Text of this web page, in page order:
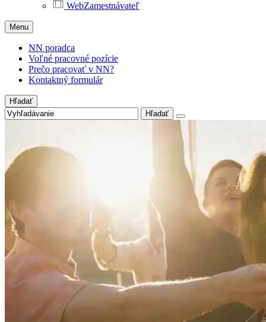
WebZamestnávateľ
Menu
NN poradca
Voľné pracovné pozície
Prečo pracovať v NN?
Kontaktný formulár
Hľadať
Hľadať